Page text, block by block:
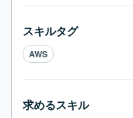
スキルタグ
AWS
求めるスキル